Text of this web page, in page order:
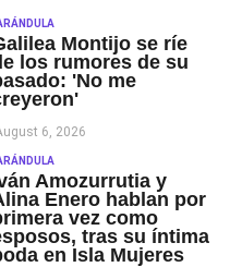
Montijo se ríe
los rumores de su
'No me
6, 2026
Amozurrutia y
Enero hablan por
vez como
tras su íntima
en Isla Mujeres